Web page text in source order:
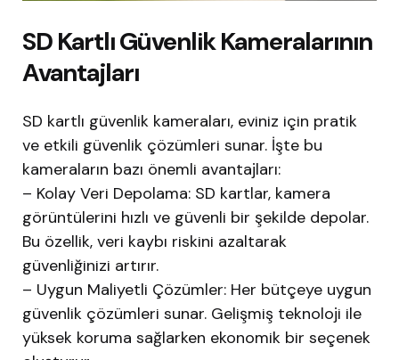
SD Kartlı Güvenlik Kameralarının
Avantajları
SD kartlı güvenlik kameraları, eviniz için pratik
ve etkili güvenlik çözümleri sunar. İşte bu
kameraların bazı önemli avantajları:
– Kolay Veri Depolama: SD kartlar, kamera
görüntülerini hızlı ve güvenli bir şekilde depolar.
Bu özellik, veri kaybı riskini azaltarak
güvenliğinizi artırır.
– Uygun Maliyetli Çözümler: Her bütçeye uygun
güvenlik çözümleri sunar. Gelişmiş teknoloji ile
yüksek koruma sağlarken ekonomik bir seçenek